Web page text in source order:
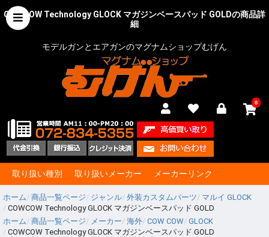
COWCOW Technology GLOCK マガジンベースパッド GOLDの商品詳
細
モデルガンとエアガンのマグナムショップむげん
0
取り扱い種別 取り扱いメーカー メーカーリンク
ホーム 商品一覧ページ ジャンル 外装カスタムパーツ
マルイ GLOCK
COWCOW Technology GLOCK マガジンベースパッド GOLD
ホーム 商品一覧ページ メーカー 海外 COW COW GLOCK
COWCOW Technology GLOCK マガジンベースパッド GOLD